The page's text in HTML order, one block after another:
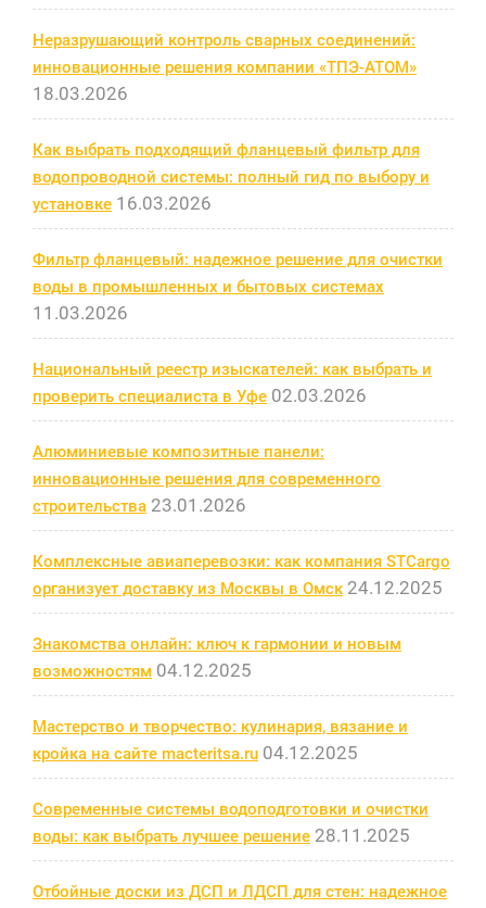
Неразрушающий контроль сварных соединений:
инновационные решения компании «ТПЭ-АТОМ»
18.03.2026
Как выбрать подходящий фланцевый фильтр для
водопроводной системы: полный гид по выбору и
установке 16.03.2026
Фильтр фланцевый: надежное решение для очистки
воды в промышленных и бытовых системах
11.03.2026
Национальный реестр изыскателей: как выбрать и
проверить специалиста в Уфе 02.03.2026
Алюминиевые композитные панели:
инновационные решения для современного
строительства 23.01.2026
Комплексные авиаперевозки: как компания STCargo
организует доставку из Москвы в Омск 24.12.2025
Знакомства онлайн: ключ к гармонии и новым
возможностям 04.12.2025
Мастерство и творчество: кулинария, вязание и
кройка на сайте macteritsa.ru 04.12.2025
Современные системы водоподготовки и очистки
воды: как выбрать лучшее решение 28.11.2025
Отбойные доски из ДСП и ЛДСП для стен: надежное